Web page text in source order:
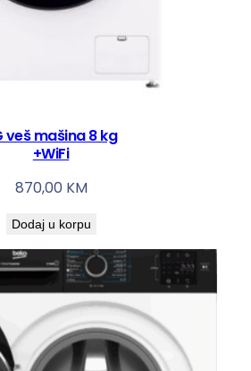
veš mašina 8 kg
+WiFi
870,00 KM
Dodaj u korpu